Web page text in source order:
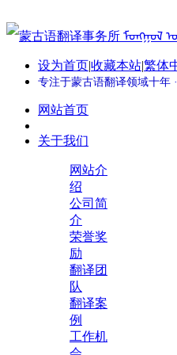
设为首页|收藏本站|繁体
专注于蒙古语翻译领域十年
网站首页
关于我们
网站介
绍
公司简
介
荣誉奖
励
翻译团
队
翻译案
例
工作机